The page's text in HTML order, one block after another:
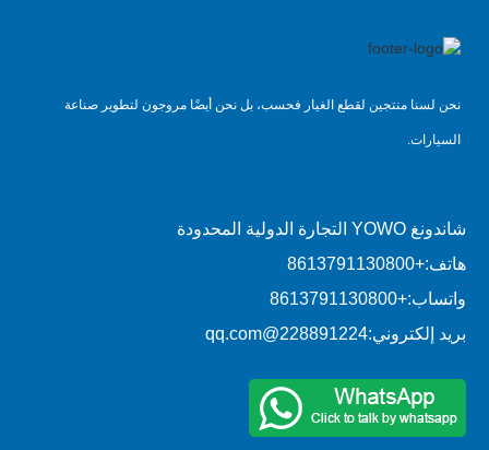
نحن لسنا منتجين لقطع الغيار فحسب، بل نحن أيضًا مروجون لتطوير صناعة
السيارات.
شاندونغ YOWO التجارة الدولية المحدودة
هاتف:+8613791130800
واتساب:+8613791130800
بريد إلكتروني:228891224@qq.com